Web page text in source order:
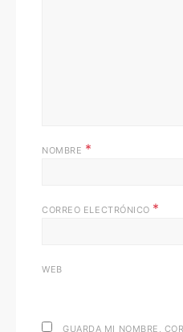
NOMBRE *
CORREO ELECTRÓNICO *
WEB
GUARDA MI NOMBRE,